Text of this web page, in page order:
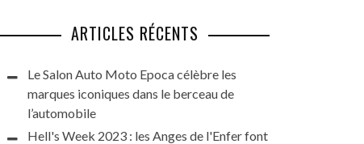
ARTICLES RÉCENTS
Le Salon Auto Moto Epoca célèbre les
marques iconiques dans le berceau de
l’automobile
Hell's Week 2023 : les Anges de l'Enfer font